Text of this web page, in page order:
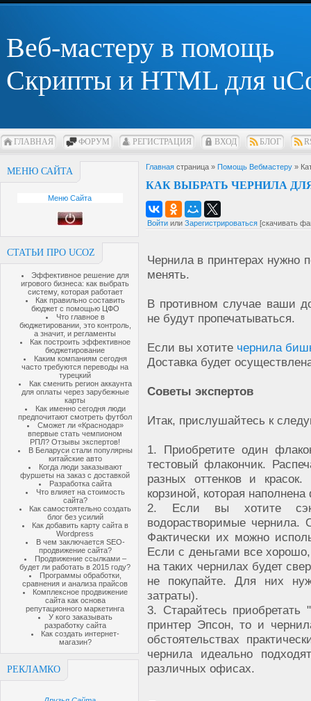
Веб-мастеру в помощь
Скрипты и HTML для
ГЛАВНАЯ ФОРУМ РЕГИСТРАЦИЯ ВХОД БЛОГ
МЕНЮ САЙТА
Меню Сайта
СТАТЬИ ПРО UCOZ
Эффективное решение для
игрового бизнеса: как выбрать
систему, которая работает
Как правильно составить
бюджет с помощью ЦФО
Что главное в
бюджетировании, это контроль,
а значит, и регламенты
Как построить эффективное
бюджетирование
Каким компаниям сегодня
часто требуются переводы на
турецкий
Как сменить регион аккаунта
для оплаты через зарубежные
карты
Как именно сегодня люди
предпочитают смотреть футбол
Сможет ли «Краснодар»
впервые стать чемпионом
РПЛ? Отзывы экспертов!
В Беларуси стали популярны
китайские авто
Когда люди заказывают
фуршеты на заказ с доставкой
Разработка сайта
Что влияет на стоимость
сайта?
Как самостоятельно создать
блог без усилий
Как добавить карту сайта в
Wordpress
В чем заключается SEO-
продвижение сайта?
Продвижение ссылками –
будет ли работать в 2015 году?
Программы обработки,
сравнения и анализа прайсов
Комплексное продвижение
сайта как основа
репутационного маркетинга
У кого заказывать
разработку сайта
Как создать интернет-
магазин?
РЕКЛАМКО
Главная страница » Помощь Вебмастеру »
КАК ВЫБРАТЬ ЧЕРНИЛА
Войти или Зарегистрироваться [скачивать
Чернила в принтерах нужно
менять.
В противном случае ваши
не будут пропечатываться.
Если вы хотите чернила
Доставка будет
Советы экспертов
Итак, прислушайтесь к
1. Приобретите один
тестовый флакончик.
разных оттенков и
корзиной, которая
2. Если вы хотите
водорастворимые чернила.
Фактически их можно
Если с деньгами все
на таких чернилах будет
не покупайте. Для них
затраты).
3. Старайтесь
принтер Эпсон, то и
обстоятельствах
чернила идеально
различных офисах.